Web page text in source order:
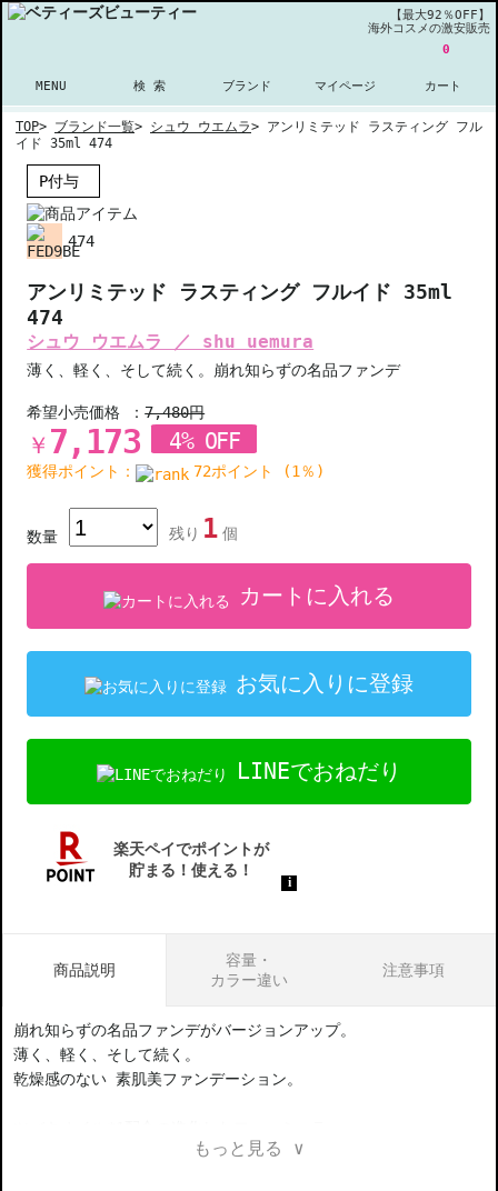
【最大92％OFF】
海外コスメの激安販売
MENU 検 索 ブランド マイページ
0
カート
TOP> ブランド一覧> シュウ ウエムラ> アンリミテッド ラスティング フル
イド 35ml 474
P付与
474
アンリミテッド ラスティング フルイド 35ml
474
シュウ ウエムラ ／ shu uemura
薄く、軽く、そして続く。崩れ知らずの名品ファンデ
希望小売価格 ：7,480円
￥ 7,173 4% OFF
獲得ポイント： 72ポイント (1％)
数量 残り 1 個
カートに入れる
お気に入りに登録
LINEでおねだり
商品説明
容量・
カラー違い
注意事項
崩れ知らずの名品ファンデがバージョンアップ。
薄く、軽く、そして続く。
乾燥感のない 素肌美ファンデーション。
皮脂、汗に強く、崩れにくい機能はそのままに、乾燥感を軽減。
もっと見る ∨